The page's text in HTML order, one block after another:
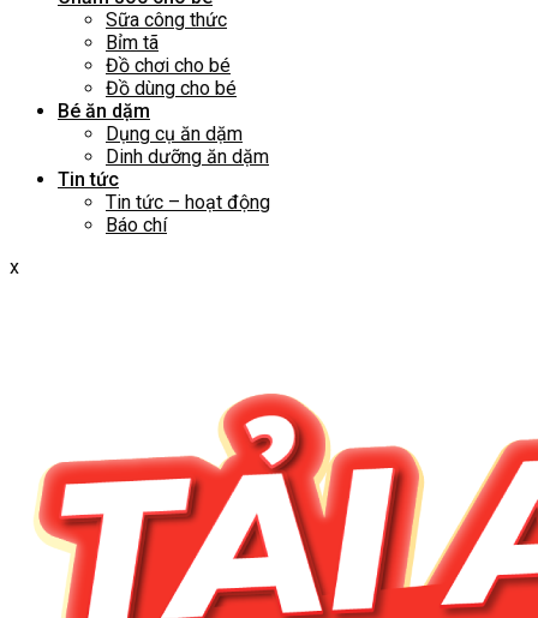
Sữa công thức
Bỉm tã
Đồ chơi cho bé
Đồ dùng cho bé
Bé ăn dặm
Dụng cụ ăn dặm
Dinh dưỡng ăn dặm
Tin tức
Tin tức – hoạt động
Báo chí
x